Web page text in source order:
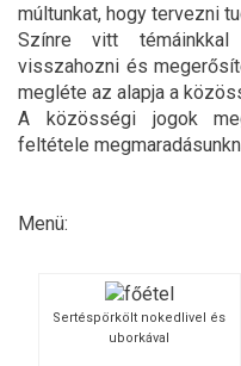
múltunkat, hogy tervezni
Színre vitt témáinkkal
visszahozni és
megléte az alapja a
A közösségi jogok
feltétele
Menü:
Sertéspörkölt nokedlivel és
uborkával